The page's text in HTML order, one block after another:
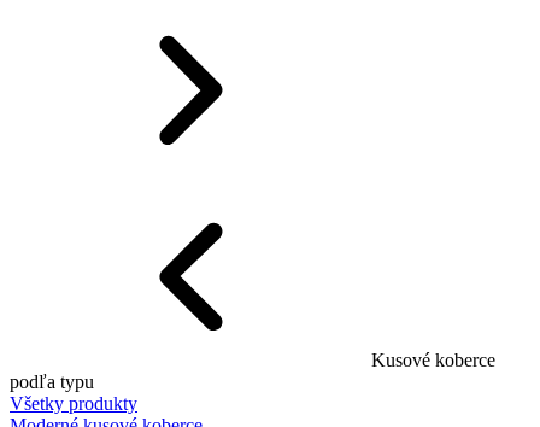
Kusové koberce
podľa typu
Všetky produkty